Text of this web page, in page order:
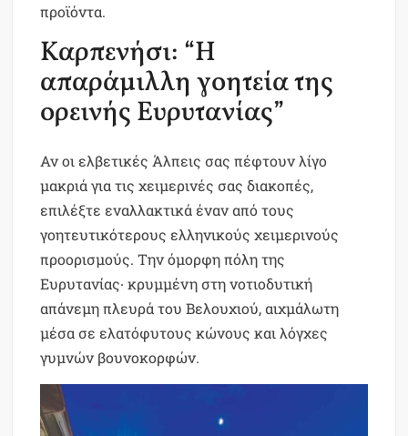
προϊόντα.
Καρπενήσι: “Η
απαράμιλλη γοητεία της
ορεινής Ευρυτανίας”
Αν οι ελβετικές Άλπεις σας πέφτουν λίγο
μακριά για τις χειμερινές σας διακοπές,
επιλέξτε εναλλακτικά έναν από τους
γοητευτικότερους ελληνικούς χειμερινούς
προορισμούς. Την όμορφη πόλη της
Ευρυτανίας∙ κρυμμένη στη νοτιοδυτική
απάνεμη πλευρά του Βελουχιού, αιχμάλωτη
μέσα σε ελατόφυτους κώνους και λόγχες
γυμνών βουνοκορφών.